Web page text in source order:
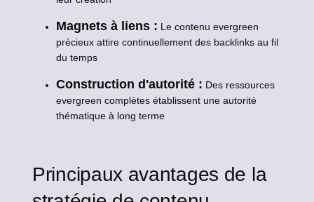
Magnets à liens : Le contenu evergreen
précieux attire continuellement des backlinks au fil
du temps
Construction d'autorité : Des ressources
evergreen complètes établissent une autorité
thématique à long terme
Principaux avantages de la